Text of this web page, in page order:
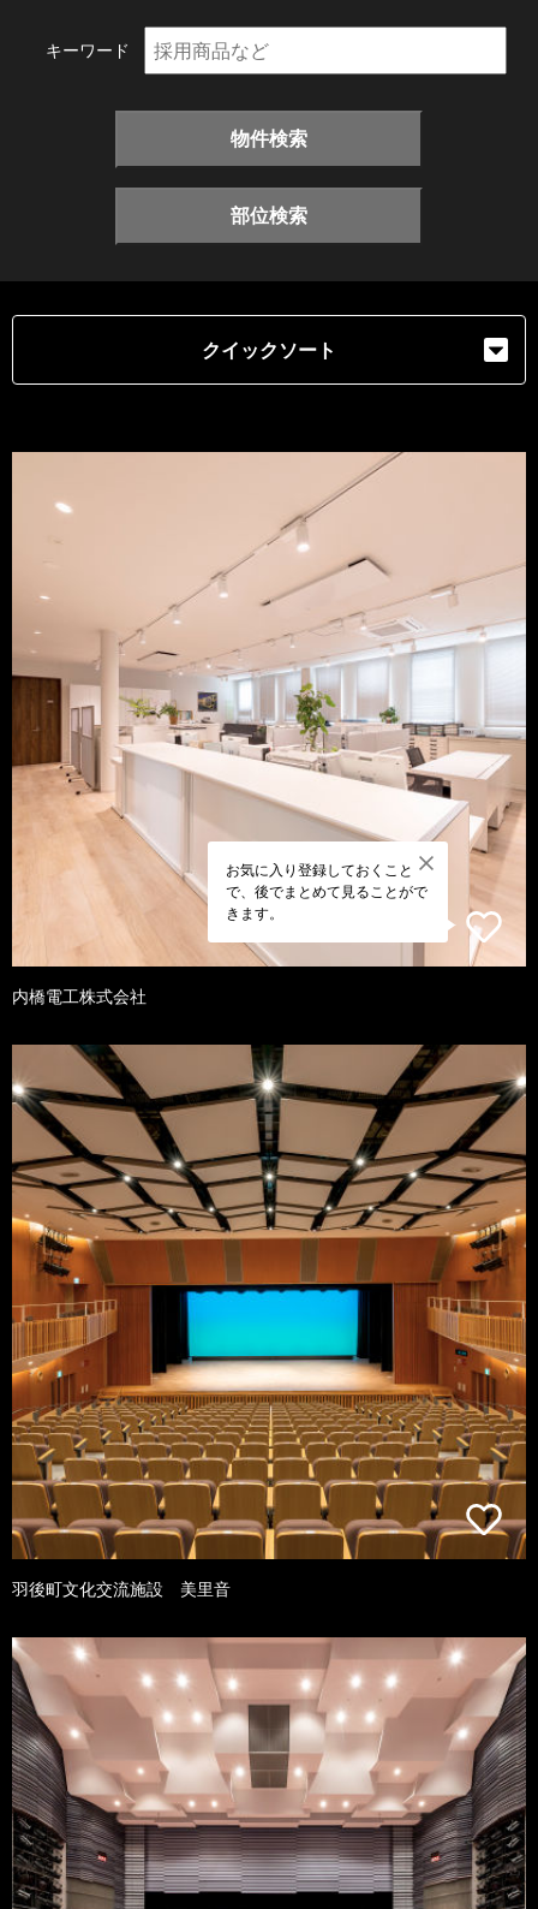
キーワード
物件検索
部位検索
クイックソート
お気に入り登録しておくこと
で、後でまとめて見ることがで
きます。
内橋電工株式会社
羽後町文化交流施設 美里音